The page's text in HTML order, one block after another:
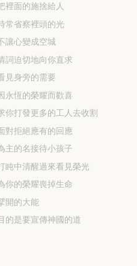
裡面的施捨給人
常省察裡頭的光
讓心變成空城
詞迫切地向你直求
見身旁的需要
永恆的榮耀而歡喜
你打發更多的工人去收割
對拒絕應有的回應
主的名接待小孩子
盹中清醒過來看見榮光
你的榮耀喪掉生命
開的大能
的是要宣傳神國的道